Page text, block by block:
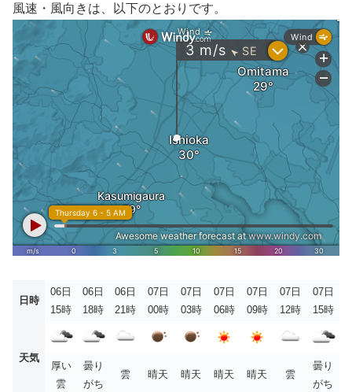
風速・風向きは、以下のとおりです。
日時
06日
15時
06日
18時
06日
21時
07日
00時
07日
03時
07日
06時
07日
09時
07日
12時
07日
15時
天気
厚い
雲
曇り
がち
雲 晴天 晴天 晴天 晴天 雲
曇り
がち